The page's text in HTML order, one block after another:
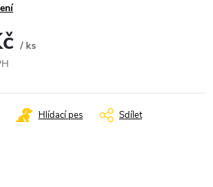
/ ks
Hlídací pes Sdílet